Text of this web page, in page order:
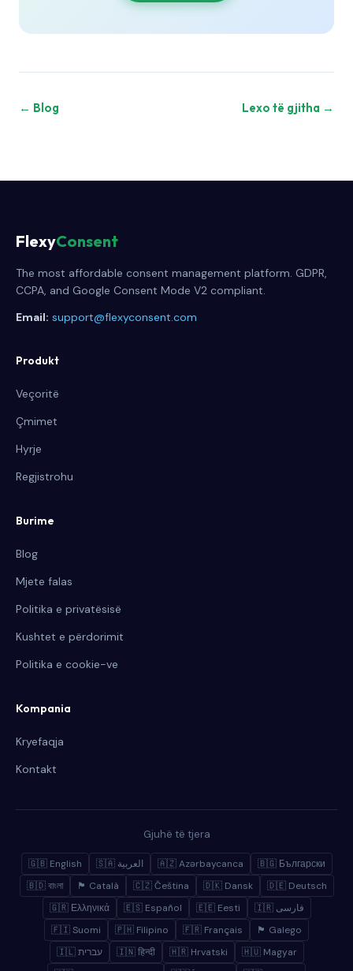
← Blog Lexo të gjitha →
FlexyConsent
The most affordable consent management platform. GDPR,
CCPA, and Google Consent Mode V2 compliant.
Email: support@flexyconsent.com
Produkt
Veçoritë
Çmimet
Hyrje
Regjistrohu
Burime
Blog
Mjete falas
Politika e privatësisë
Kushtet e përdorimit
Politika e cookie-ve
Kompania
Kryefaqja
Kontakt
Gjuhë të tjera
🇬🇧 English 🇸🇦 العربية 🇦🇿 Azərbaycanca
🇧🇬 Български
🇧🇩 বাংলা
🏴 Català 🇨🇿 Čeština 🇩🇰 Dansk
🇩🇪 Deutsch
🇬🇷 Ελληνικά
🇪🇸 Español 🇪🇪 Eesti
🇮🇷 فارسی
🇫🇮 Suomi
🇵🇭 Filipino 🇫🇷 Français
🏴 Galego
🇮🇱 עברית
🇮🇳 हिन्दी 🇭🇷 Hrvatski
🇭🇺 Magyar